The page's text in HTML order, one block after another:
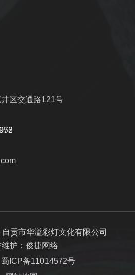
区交通路121号
贡市华溢彩灯文化有限公司
护：俊捷网络
ICP备11014572号